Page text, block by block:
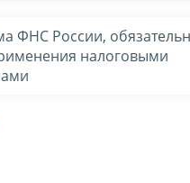
ФНС России,
налоговыми